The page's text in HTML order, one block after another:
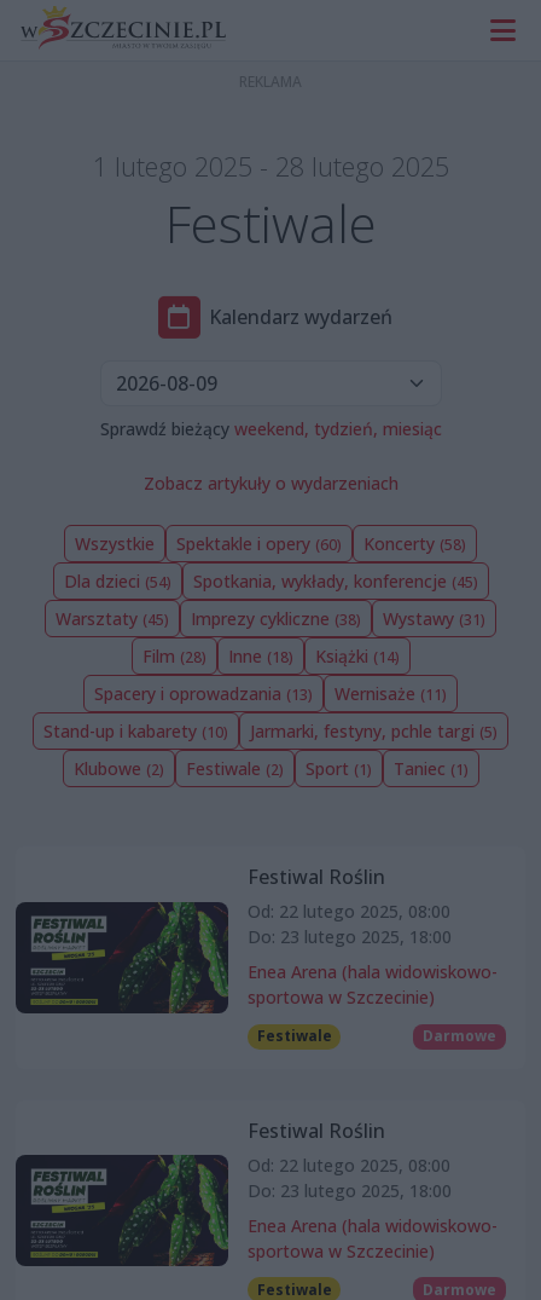
1 lutego 2025 - 28 lutego 2025
Festiwale
Kalendarz wydarzeń
Sprawdź bieżący weekend, tydzień, miesiąc
Zobacz artykuły o wydarzeniach
Wszystkie Spektakle i opery (60) Koncerty (58)
Dla dzieci (54) Spotkania, wykłady, konferencje (45)
Warsztaty (45) Imprezy cykliczne (38) Wystawy (31)
Film (28) Inne (18) Książki (14)
Spacery i oprowadzania (13) Wernisaże (11)
Stand-up i kabarety (10) Jarmarki, festyny, pchle targi (5)
Klubowe (2) Festiwale (2) Sport (1) Taniec (1)
Festiwal Roślin
Od: 22 lutego 2025, 08:00
Do: 23 lutego 2025, 18:00
Enea Arena (hala widowiskowo-
sportowa w Szczecinie)
Festiwale Darmowe
Festiwal Roślin
Od: 22 lutego 2025, 08:00
Do: 23 lutego 2025, 18:00
Enea Arena (hala widowiskowo-
sportowa w Szczecinie)
Festiwale Darmowe